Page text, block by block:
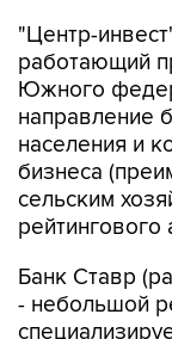
"Центр-
работающий
Южного
направление
населения и
бизнеса
сельским
рейтингового
Банк Ставр
- небольшой